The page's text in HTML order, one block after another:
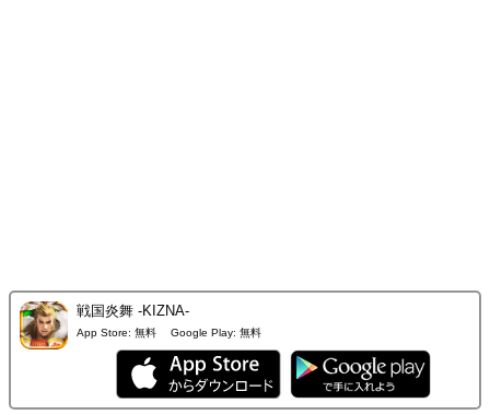
戦国炎舞 -KIZNA-
App Store: 無料 Google Play: 無料